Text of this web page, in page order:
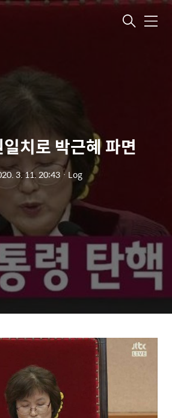
메
치로 박근혜 파면
3. 11. 20:43 ㆍ Log